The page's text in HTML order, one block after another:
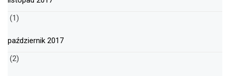
(1)
październik 2017
(2)